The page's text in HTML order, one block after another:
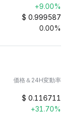
+9.00%
$ 0.999587
0.00%
価格＆24H変動率
$ 0.116711
+31.70%